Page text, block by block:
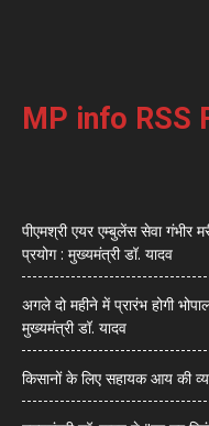
MP info RSS
पीएमश्री एयर एम्बुलेंस सेवा
प्रयोग : मुख्यमंत्री डॉ. यादव
अगले दो महीने में प्रारंभ होगी
मुख्यमंत्री डॉ. यादव
किसानों के लिए सहायक आय की